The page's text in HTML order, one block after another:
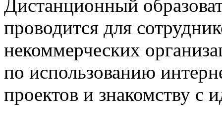
Дистанционный
проводится для
некоммерческих
по использованию
проектов и знакомству с